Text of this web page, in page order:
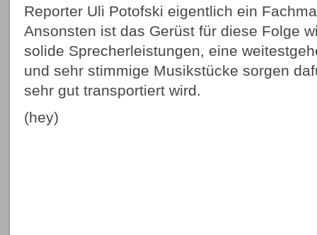
Reporter Uli Potofski eigentlich ein
Ansonsten ist das Gerüst für diese Folge
solide Sprecherleistungen, eine
und sehr stimmige Musikstücke sorgen
sehr gut transportiert wird.
(hey)